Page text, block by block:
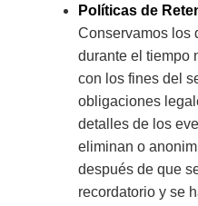
Políticas de
Conservamos los
durante el tiempo
con los fines del
obligaciones
detalles de los
eliminan o
después de que
recordatorio y se